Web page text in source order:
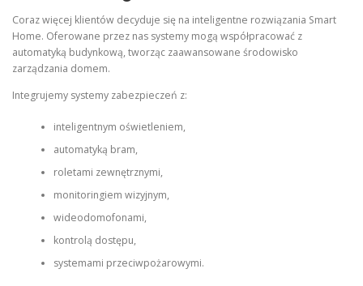
Coraz więcej klientów decyduje się na inteligentne rozwiązania Smart
Home. Oferowane przez nas systemy mogą współpracować z
automatyką budynkową, tworząc zaawansowane środowisko
zarządzania domem.
Integrujemy systemy zabezpieczeń z:
inteligentnym oświetleniem,
automatyką bram,
roletami zewnętrznymi,
monitoringiem wizyjnym,
wideodomofonami,
kontrolą dostępu,
systemami przeciwpożarowymi.